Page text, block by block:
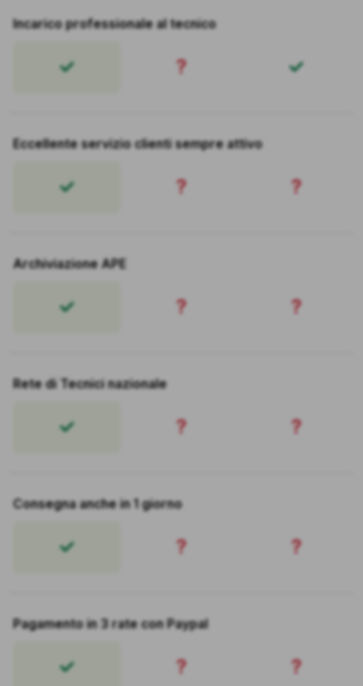
Incarico professionale al tecnico
?
Eccellente servizio clienti sempre attivo
? ?
Archiviazione APE
? ?
Rete di Tecnici nazionale
? ?
Consegna anche in 1 giorno
? ?
Pagamento in 3 rate con Paypal
? ?